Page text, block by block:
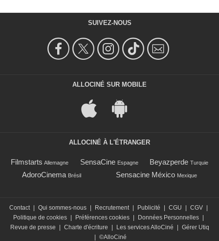
SUIVEZ-NOUS
ALLOCINÉ SUR MOBILE
ALLOCINÉ À L'ÉTRANGER
Filmstarts Allemagne SensaCine Espagne Beyazperde Turquie
AdoroCinema Brésil Sensacine México Mexique
Contact Qui sommes-nous Recrutement Publicité CGU CGV
Politique de cookies
Préférences cookies Données Personnelles
Revue de presse
Charte d'écriture Les services AlloCiné
Gérer Utiq
©AlloCiné